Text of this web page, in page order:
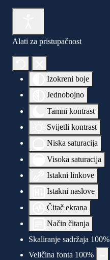
Alati za pristupačnost
Izokreni boje
Jednobojno
Tamni kontrast
Svijetli kontrast
Niska saturacija
Visoka saturacija
Istakni linkove
Istakni naslove
Čitač ekrana
Način čitanja
Skaliranje sadržaja 100%
Veličina fonta 100%